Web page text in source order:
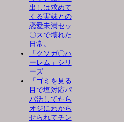
出しは求めて
くる実妹との
恋愛未満セッ
〇スで壊れた
日常。
「クソガ〇ハ
ーレム」シリ
ーズ
「ゴミを見る
目で塩対応パ
パ活してたら
オジにわから
せられてチン